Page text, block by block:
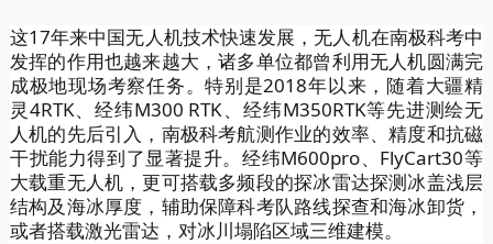
这17年来中国无人机技术快速发展，无人机在南极科考中
发挥的作用也越来越大，诸多单位都曾利用无人机圆满完
成极地现场考察任务。特别是2018年以来，随着大疆精
灵4RTK、经纬M300 RTK、经纬M350RTK等先进测绘无
人机的先后引入，南极科考航测作业的效率、精度和抗磁
干扰能力得到了显著提升。经纬M600pro、FlyCart30等
大载重无人机，更可搭载多频段的探冰雷达探测冰盖浅层
结构及海冰厚度，辅助保障科考队路线探查和海冰卸货，
或者搭载激光雷达，对冰川塌陷区域三维建模。